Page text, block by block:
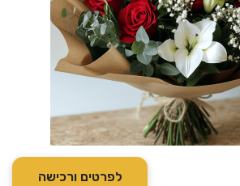
לפרטים ורכישה